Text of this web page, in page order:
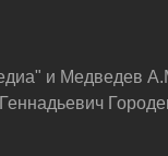
и Медведев